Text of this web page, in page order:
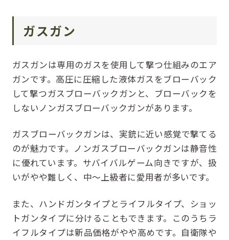
ガスガン
ガスガンは専用のガスを使用して撃つ仕組みのエア
ガンです。高圧に圧縮した液体ガスをブローバック
して撃つガスブローバックガンと、ブローバックを
しないノンガスブローバックガンがあります。
ガスブローバックガンは、実銃に近い感覚で撃てる
のが魅力です。ノンガスブローバックガンは静音性
に優れています。サバイバルゲーム向きですが、扱
いがやや難しく、中～上級者に愛用者が多いです。
また、ハンドガンタイプとライフルタイプ、ショッ
トガンタイプに分けることもできます。このうちラ
イフルタイプは新品価格がやや高めです。自衛隊や